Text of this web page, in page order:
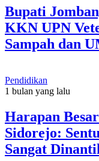
Bupati
KKN UPN
Sampah dan
Pendidikan
1 bulan yang lalu
Harapan
Sidorejo:
Sangat